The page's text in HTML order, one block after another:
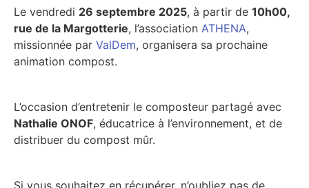
Le vendredi 26 septembre 2025, à partir de 10h00,
rue de la Margotterie, l’association ATHENA,
missionnée par ValDem, organisera sa prochaine
animation compost.
L’occasion d’entretenir le composteur partagé avec
Nathalie ONOF, éducatrice à l’environnement, et de
distribuer du compost mûr.